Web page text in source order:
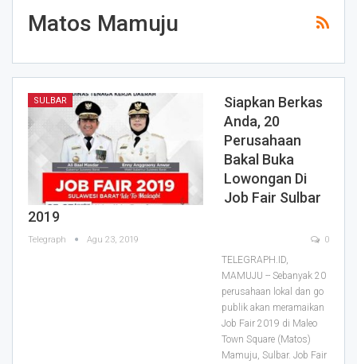
Matos Mamuju
SULBAR
Siapkan Berkas
Anda, 20
Perusahaan
Bakal Buka
Lowongan Di
Job Fair Sulbar
2019
Telegraph Agu 23, 2019 0
TELEGRAPH.ID,
MAMUJU -- Sebanyak 20
perusahaan lokal dan go
publik akan meramaikan
Job Fair 2019 di Maleo
Town Square (Matos)
Mamuju, Sulbar. Job Fair